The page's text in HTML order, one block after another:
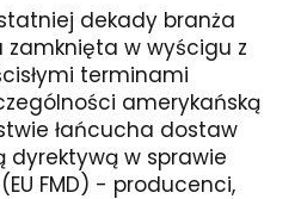
dekady branża
w wyścigu z
terminami
amerykańską
łańcucha dostaw
dyrektywą w sprawie
FMD) - producenci,